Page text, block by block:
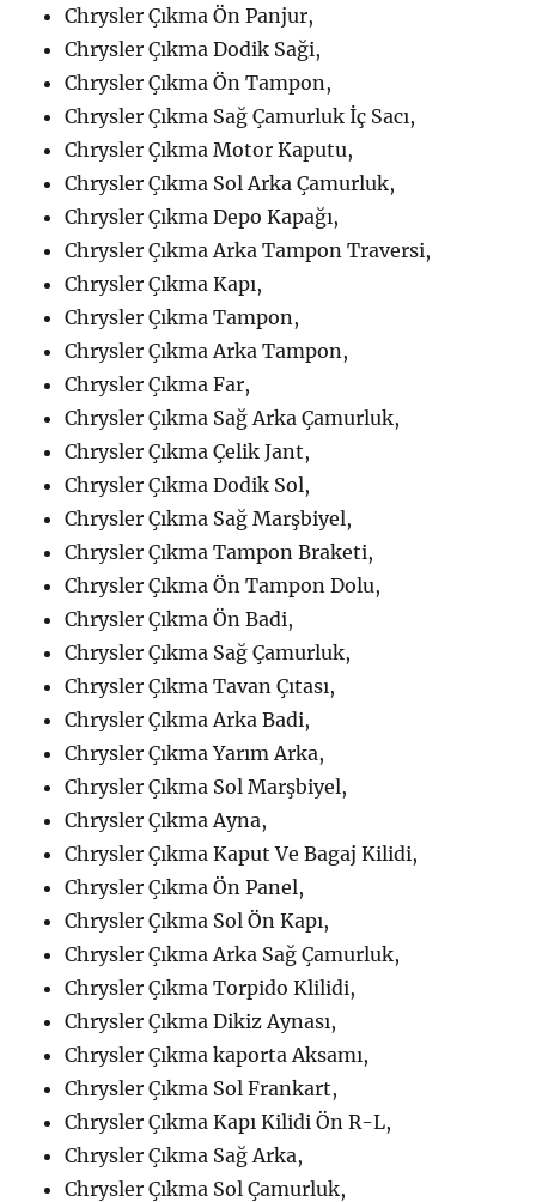
Chrysler Çıkma Ön Panjur,
Chrysler Çıkma Dodik Saği,
Chrysler Çıkma Ön Tampon,
Chrysler Çıkma Sağ Çamurluk İç Sacı,
Chrysler Çıkma Motor Kaputu,
Chrysler Çıkma Sol Arka Çamurluk,
Chrysler Çıkma Depo Kapağı,
Chrysler Çıkma Arka Tampon Traversi,
Chrysler Çıkma Kapı,
Chrysler Çıkma Tampon,
Chrysler Çıkma Arka Tampon,
Chrysler Çıkma Far,
Chrysler Çıkma Sağ Arka Çamurluk,
Chrysler Çıkma Çelik Jant,
Chrysler Çıkma Dodik Sol,
Chrysler Çıkma Sağ Marşbiyel,
Chrysler Çıkma Tampon Braketi,
Chrysler Çıkma Ön Tampon Dolu,
Chrysler Çıkma Ön Badi,
Chrysler Çıkma Sağ Çamurluk,
Chrysler Çıkma Tavan Çıtası,
Chrysler Çıkma Arka Badi,
Chrysler Çıkma Yarım Arka,
Chrysler Çıkma Sol Marşbiyel,
Chrysler Çıkma Ayna,
Chrysler Çıkma Kaput Ve Bagaj Kilidi,
Chrysler Çıkma Ön Panel,
Chrysler Çıkma Sol Ön Kapı,
Chrysler Çıkma Arka Sağ Çamurluk,
Chrysler Çıkma Torpido Klilidi,
Chrysler Çıkma Dikiz Aynası,
Chrysler Çıkma kaporta Aksamı,
Chrysler Çıkma Sol Frankart,
Chrysler Çıkma Kapı Kilidi Ön R-L,
Chrysler Çıkma Sağ Arka,
Chrysler Çıkma Sol Çamurluk,